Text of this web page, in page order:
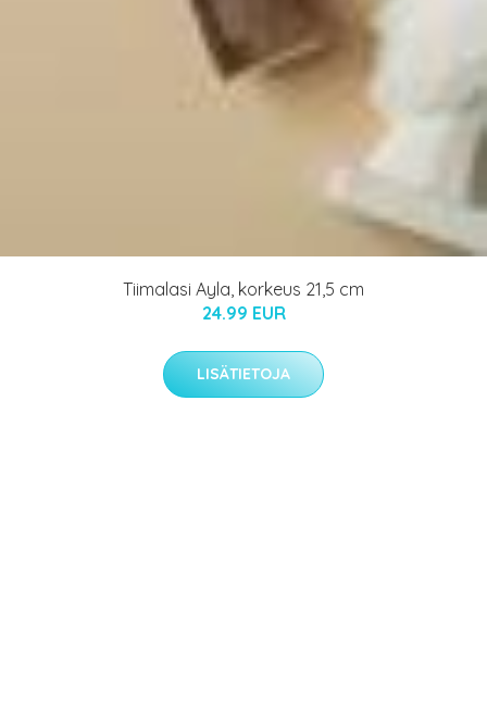
Tiimalasi Ayla, korkeus 21,5 cm
24.99 EUR
LISÄTIETOJA